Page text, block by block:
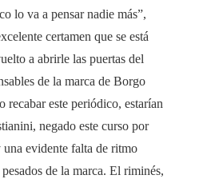
lo va a pensar nadie más”,
certamen que se está
a abrirle las puertas del
de la marca de Borgo
recabar este periódico, estarían
negado este curso por
evidente falta de ritmo
de la marca. El riminés,